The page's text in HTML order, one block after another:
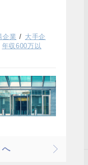
企業
大手企
年収600万以